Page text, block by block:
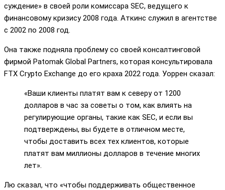
суждение» в своей роли комиссара SEC, ведущего к
финансовому кризису 2008 года. Аткинс служил в агентстве
с 2002 по 2008 год.
Она также подняла проблему со своей консалтинговой
фирмой Patomak Global Partners, которая консультировала
FTX Crypto Exchange до его краха 2022 года. Уоррен сказал:
«Ваши клиенты платят вам к северу от 1200
долларов в час за советы о том, как влиять на
регулирующие органы, такие как SEC, и если вы
подтверждены, вы будете в отличном месте,
чтобы доставить всех тех клиентов, которые
платят вам миллионы долларов в течение многих
лет».
Лю сказал, что «чтобы поддерживать общественное